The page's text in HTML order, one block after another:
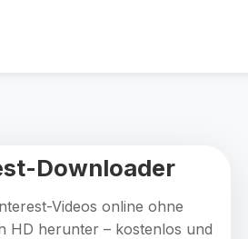
Downloader
Videos online ohne
HD herunter – kostenlos und